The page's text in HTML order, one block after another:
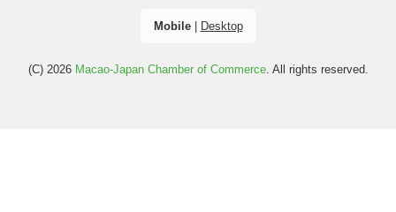
Mobile| Desktop
(C) 2026 Macao-Japan Chamber of Commerce. All rights reserved.